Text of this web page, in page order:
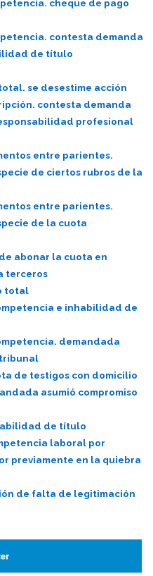
cheque de pago
contesta demanda
de título
se desestime acción
contesta demanda
profesional
entre parientes.
de ciertos rubros de la
entre parientes.
de la cuota
abonar la cuota en
terceros
total
e inhabilidad de
demandada
de testigos con domicilio
asumió compromiso
de título
laboral por
previamente en la quiebra
de falta de legitimación